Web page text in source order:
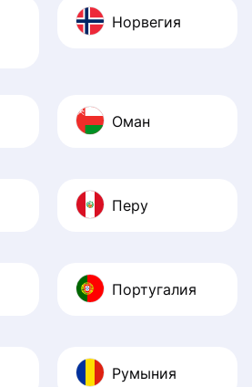
Норвегия
Оман
Перу
Португалия
Румыния